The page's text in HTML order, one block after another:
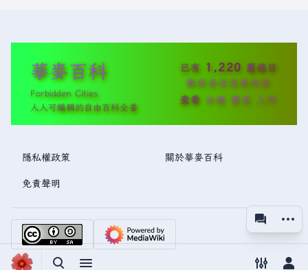
視圖
更多
華麥百科
Forbidden Cities
人人可編輯的自由百科全書
已有 1,220 篇條目
歡迎各位完善內容
查看 分類 變更 入門
隱私權政策 關於華麥百科
免責聲明